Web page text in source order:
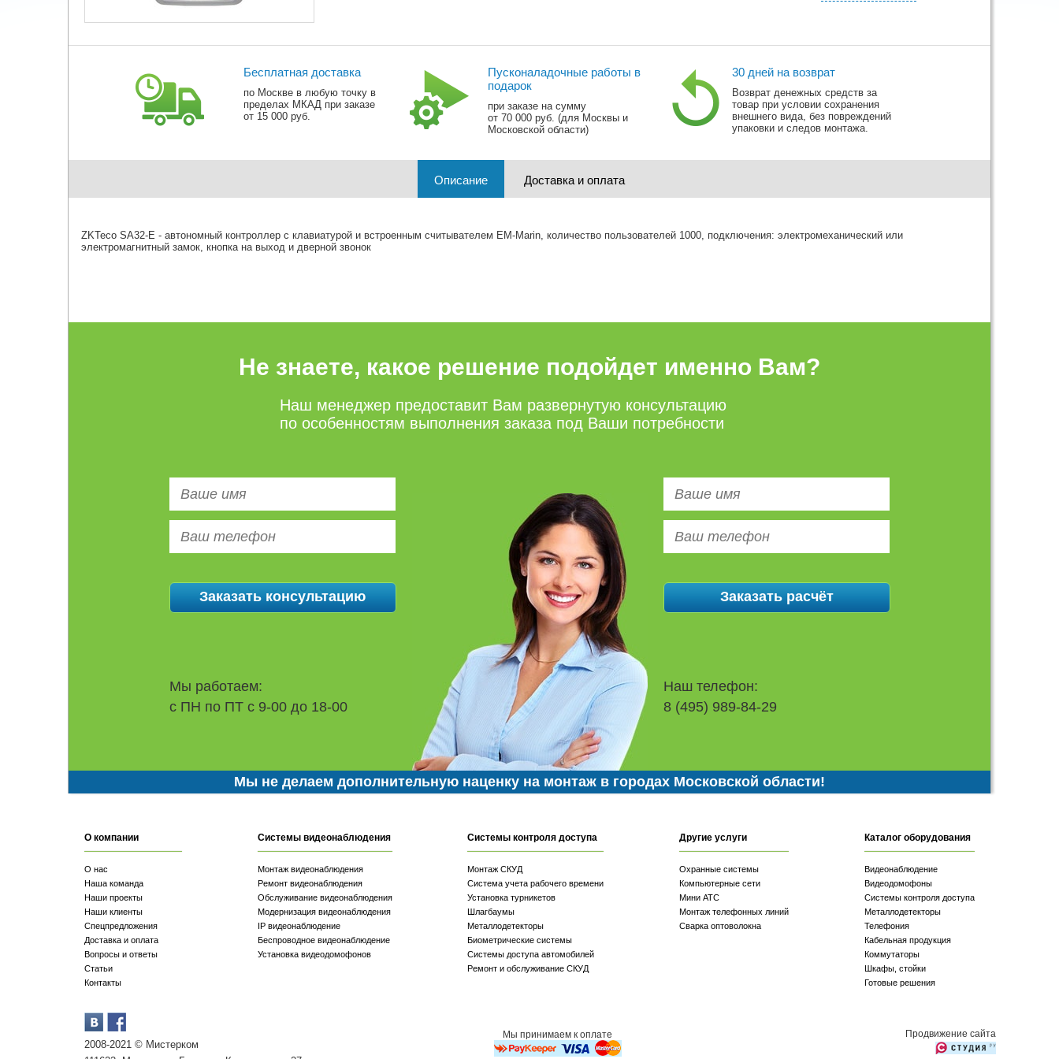
Бесплатная доставка
по Москве в любую точку в
пределах МКАД при заказе
от 15 000 руб.
Пусконаладочные работы в
подарок
при заказе на сумму
от 70 000 руб. (для Москвы и
Московской области)
30 дней на возврат
Возврат денежных средств за
товар при условии сохранения
внешнего вида, без повреждений
упаковки и следов монтажа.
Описание Доставка и оплата
ZKTeco SA32-E - автономный контроллер с клавиатурой и встроенным считывателем EM-Marin, количество пользователей 1000, подключения: электромеханический или
электромагнитный замок, кнопка на выход и дверной звонок
Не знаете, какое решение подойдет именно Вам?
Наш менеджер предоставит Вам развернутую консультацию
по особенностям выполнения заказа под Ваши потребности
Мы работаем:
с ПН по ПТ с 9-00 до 18-00
Наш телефон:
8 (495) 989-84-29
Мы не делаем дополнительную наценку на монтаж в городах Московской области!
О компании
О нас
Наша команда
Наши проекты
Наши клиенты
Спецпредложения
Доставка и оплата
Вопросы и ответы
Статьи
Контакты
2008-2021 © Мистерком
Системы видеонаблюдения
Монтаж видеонаблюдения
Ремонт видеонаблюдения
Обслуживание видеонаблюдения
Модернизация видеонаблюдения
IP видеонаблюдение
Беспроводное видеонаблюдение
Установка видеодомофонов
Системы контроля доступа
Монтаж СКУД
Система учета рабочего времени
Установка турникетов
Шлагбаумы
Металлодетекторы
Биометрические системы
Системы доступа автомобилей
Ремонт и обслуживание СКУД
Мы принимаем к оплате
Другие услуги
Охранные системы
Компьютерные сети
Мини АТС
Монтаж телефонных линий
Сварка оптоволокна
Каталог оборудования
Видеонаблюдение
Видеодомофоны
Системы контроля доступа
Металлодетекторы
Телефония
Кабельная продукция
Коммутаторы
Шкафы, стойки
Готовые решения
Продвижение сайта